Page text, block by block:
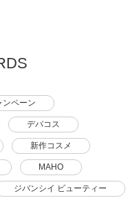
ンペーン
デパコス
新作コスメ
MAHO
ジバンシイ ビューティー